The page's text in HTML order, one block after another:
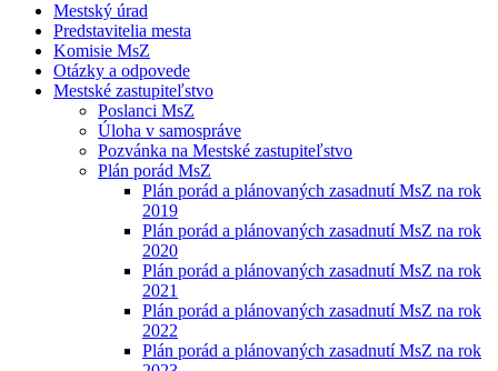
Mestský úrad
Predstavitelia mesta
Komisie MsZ
Otázky a odpovede
Mestské zastupiteľstvo
Poslanci MsZ
Úloha v samospráve
Pozvánka na Mestské zastupiteľstvo
Plán porád MsZ
Plán porád a plánovaných zasadnutí MsZ na rok
2019
Plán porád a plánovaných zasadnutí MsZ na rok
2020
Plán porád a plánovaných zasadnutí MsZ na rok
2021
Plán porád a plánovaných zasadnutí MsZ na rok
2022
Plán porád a plánovaných zasadnutí MsZ na rok